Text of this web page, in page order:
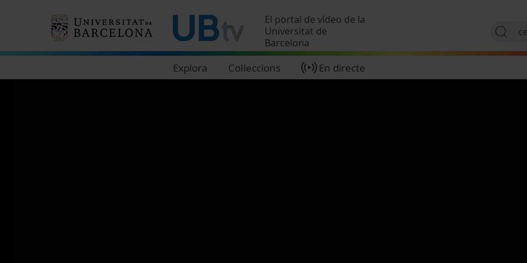
El portal de vídeo de la
Universitat de
Barcelona
Explora Col·leccions En directe